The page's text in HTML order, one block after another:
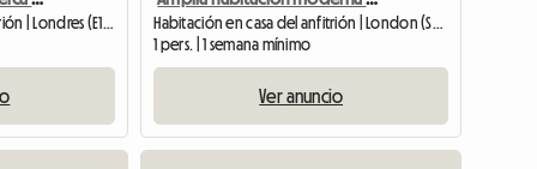
1 pers. | 1 semana mínimo
Ver anuncio